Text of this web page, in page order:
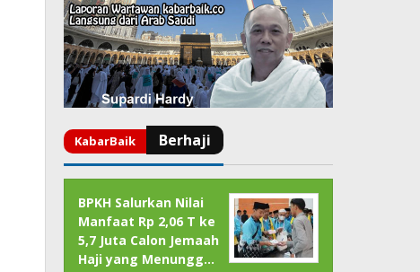
BPKH Salurkan Nilai
Manfaat Rp 2,06 T ke
5,7 Juta Calon Jemaah
Haji yang Menungg…